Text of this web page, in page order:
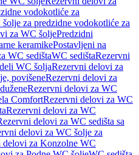
vodokotliće za
za predzidne vodokotliće za
za WC šoljePredzidni
keramikePostavljeni na
WC sedištaWC sedištaRezervni
WC šoljaRezervni delovi za
povišeneRezervni delovi za
Rezervni delovi za WC
ComfortRezervni delovi za WC
Rezervni delovi za WC
delovi za WC sedišta sa
delovi za WC šolje za
delovi za Konzolne WC